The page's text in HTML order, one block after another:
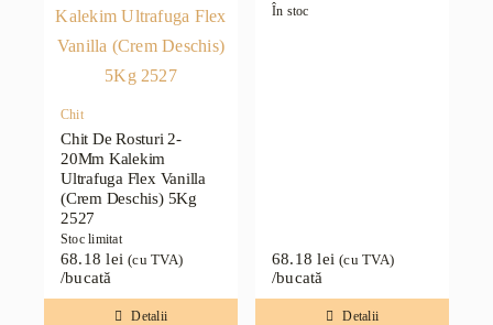
Chit
Chit De Rosturi 2-
20Mm Kalekim
Ultrafuga Flex Vanilla
(Crem Deschis) 5Kg
2527
Stoc limitat
68.18lei (cu TVA)
/bucată
Detalii
În stoc
68.18lei (cu TVA)
/bucată
Detalii